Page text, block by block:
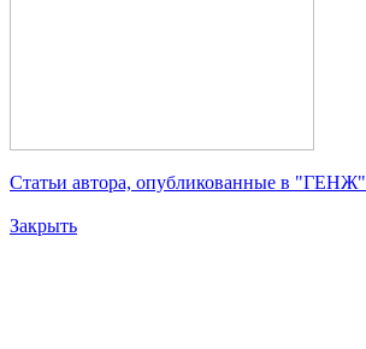
Статьи автора, опубликованные в "ГЕНЖ"
Закрыть